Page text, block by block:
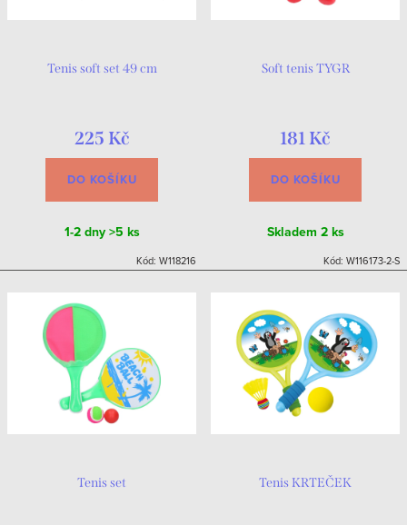
Tenis soft set 49 cm
225 Kč
DO KOŠÍKU
1-2 dny >5 ks
Kód: W118216
Soft tenis TYGR
181 Kč
DO KOŠÍKU
Skladem 2 ks
Kód: W116173-2-S
Tenis set Tenis KRTEČEK